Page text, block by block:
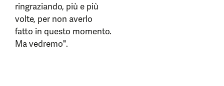
ringraziando, più e più
volte, per non averlo
fatto in questo momento.
Ma vedremo".